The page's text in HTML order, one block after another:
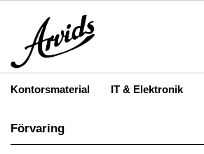
Kontorsmaterial IT & Elektronik
Förvaring